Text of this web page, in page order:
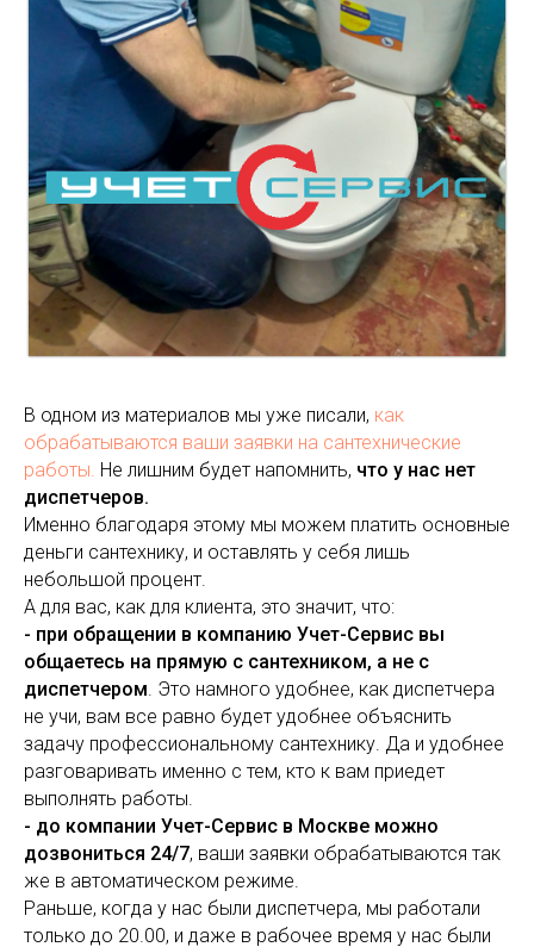
В одном из материалов мы уже писали, как
обрабатываются ваши заявки на сантехнические
работы. Не лишним будет напомнить, что у нас нет
диспетчеров.
Именно благодаря этому мы можем платить основные
деньги сантехнику, и оставлять у себя лишь
небольшой процент.
А для вас, как для клиента, это значит, что:
- при обращении в компанию Учет-Сервис вы
общаетесь на прямую с сантехником, а не с
диспетчером. Это намного удобнее, как диспетчера
не учи, вам все равно будет удобнее объяснить
задачу профессиональному сантехнику. Да и удобнее
разговаривать именно с тем, кто к вам приедет
выполнять работы.
- до компании Учет-Сервис в Москве можно
дозвониться 24/7, ваши заявки обрабатываются так
же в автоматическом режиме.
Раньше, когда у нас были диспетчера, мы работали
только до 20.00, и даже в рабочее время у нас были